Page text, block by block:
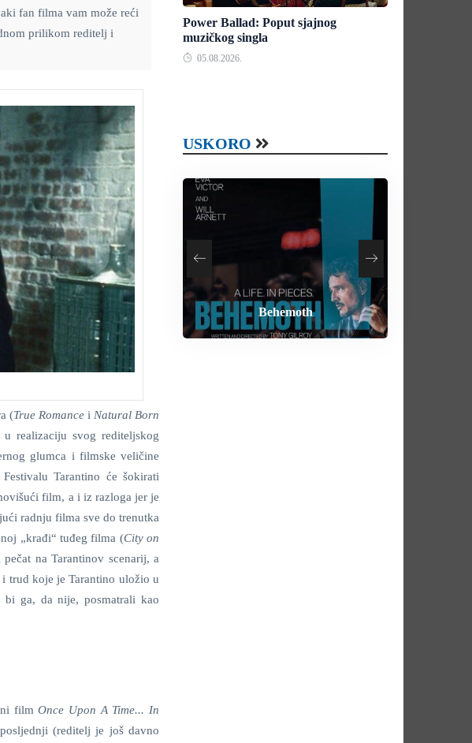
fan filma vam može reći
prilikom reditelj i
(True Romance i Natural Born
realizaciju svog rediteljskog
glumca i filmske veličine
Tarantino će šokirati
film, a i iz razloga jer je
radnju filma sve do trenutka
„krađi“ tuđeg filma (City on
na Tarantinov scenarij, a
i trud koje je Tarantino uložio u
bi ga, da nije, posmatrali kao
filmOnce Upon A Time... In
(reditelj je još davno
Power Ballad: Poput sjajnog
muzičkog singla
05.08.2026.
USKORO
Heart of the Beast
Behemoth
How To Rob A Bank
By Any Means